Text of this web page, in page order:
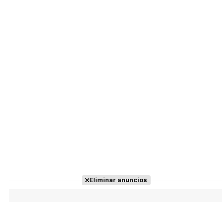
Eliminar anuncios